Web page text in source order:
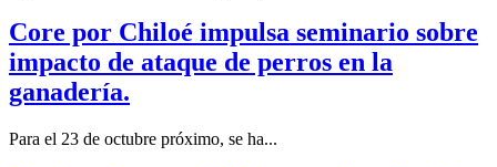
Core por Chiloé impulsa seminario sobre
impacto de ataque de perros en la
ganadería.
Para el 23 de octubre próximo, se ha...